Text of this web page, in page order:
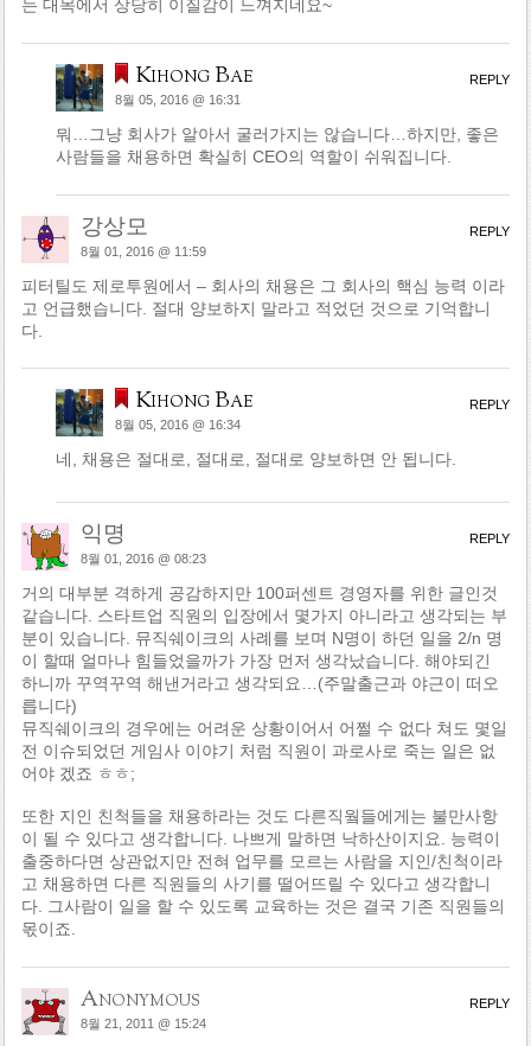
는 대목에서 상당히 이질감이 느껴지네요~
Kihong Bae
8월 05, 2016 @ 16:31
뭐…그냥 회사가 알아서 굴러가지는 않습니다…하지만, 좋은
사람들을 채용하면 확실히 CEO의 역할이 쉬워집니다.
REPLY
강상모
8월 01, 2016 @ 11:59
피터틸도 제로투원에서 – 회사의 채용은 그 회사의 핵심 능력 이라
고 언급했습니다. 절대 양보하지 말라고 적었던 것으로 기억합니
다.
REPLY
Kihong Bae
8월 05, 2016 @ 16:34
네, 채용은 절대로, 절대로, 절대로 양보하면 안 됩니다.
REPLY
익명
8월 01, 2016 @ 08:23
거의 대부분 격하게 공감하지만 100퍼센트 경영자를 위한 글인것
같습니다. 스타트업 직원의 입장에서 몇가지 아니라고 생각되는 부
분이 있습니다. 뮤직쉐이크의 사례를 보며 N명이 하던 일을 2/n 명
이 할때 얼마나 힘들었을까가 가장 먼저 생각났습니다. 해야되긴
하니까 꾸역꾸역 해낸거라고 생각되요…(주말출근과 야근이 떠오
릅니다)
뮤직쉐이크의 경우에는 어려운 상황이어서 어쩔 수 없다 쳐도 몇일
전 이슈되었던 게임사 이야기 처럼 직원이 과로사로 죽는 일은 없
어야 겠죠 ㅎㅎ;
또한 지인 친척들을 채용하라는 것도 다른직웤들에게는 불만사항
이 될 수 있다고 생각합니다. 나쁘게 말하면 낙하산이지요. 능력이
출중하다면 상관없지만 전혀 업무를 모르는 사람을 지인/친척이라
고 채용하면 다른 직원들의 사기를 떨어뜨릴 수 있다고 생각합니
다. 그사람이 일을 할 수 있도록 교육하는 것은 결국 기존 직원들의
몫이죠.
REPLY
Anonymous
8월 21, 2011 @ 15:24
REPLY